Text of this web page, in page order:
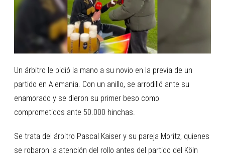
Un árbitro le pidió la mano a su novio en la previa de un
partido en Alemania. Con un anillo, se arrodilló ante su
enamorado y se dieron su primer beso como
comprometidos ante 50.000 hinchas.
Se trata del árbitro Pascal Kaiser y su pareja Moritz, quienes
se robaron la atención del rollo antes del partido del Köln